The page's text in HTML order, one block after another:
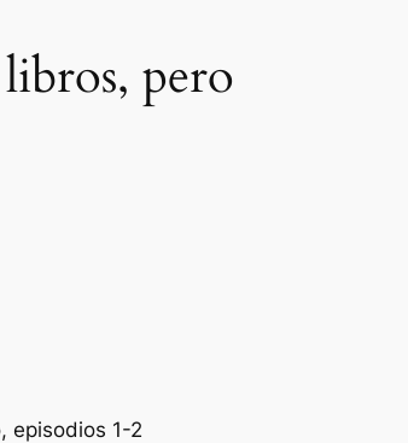
pero
episodios 1-2